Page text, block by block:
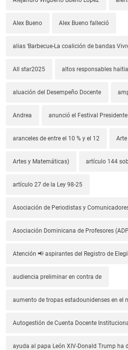
Alex Bueno Alex Bueno falleció
alias ‘Barbecue-La coalición de bandas
All star2025 altos responsables
aluación del Desempeño Docente
Andrea anunció el Festival Presidente
aranceles de entre el 10 % y el 12
Artes y Matemáticas) artículo 144
artículo 27 de la Ley 98-25
Asociación de Periodistas y
Asociación Dominicana de Profesores
Atención 📢 aspirantes del Registro de
audiencia preliminar en contra de
aumento de tropas estadounidenses en el
Autogestión de Cuenta Docente
ayuda al papa León XIV-Donald Trump